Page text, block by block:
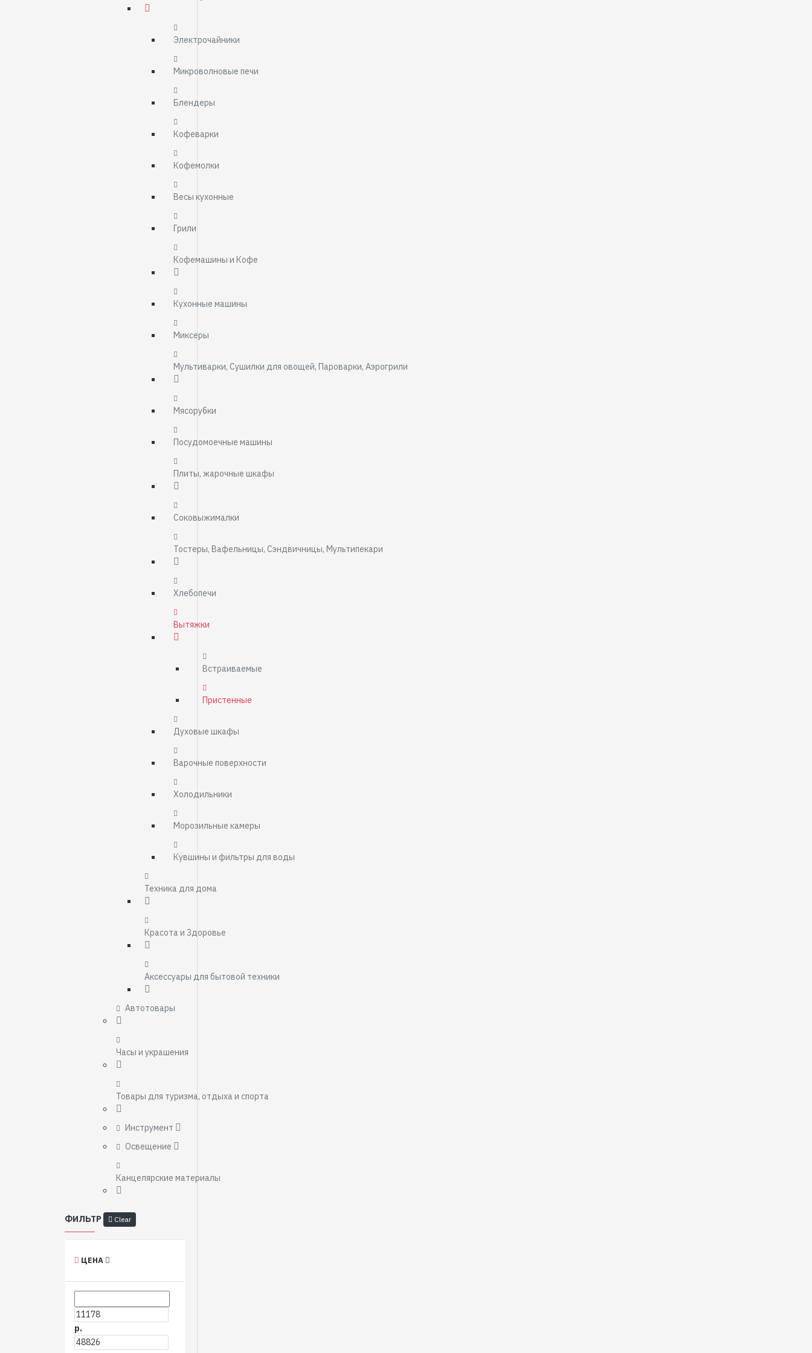
Электрочайники
Микроволновые печи
Блендеры
Кофеварки
Кофемолки
Весы кухонные
Грили
Кофемашины и Кофе
Кухонные машины
Миксеры
Мультиварки, Cушилки для овощей, Пароварки, Аэрогрили
Мясорубки
Посудомоечные машины
Плиты, жарочные шкафы
Соковыжималки
Тостеры, Вафельницы, Сэндвичницы, Мультипекари
Хлебопечи
Вытяжки
Встраиваемые
Пристенные
Духовые шкафы
Варочные поверхности
Холодильники
Морозильные камеры
Кувшины и фильтры для воды
Техника для дома
Красота и Здоровье
Аксессуары для бытовой техники
Автотовары
Часы и украшения
Товары для туризма, отдыха и спорта
Инструмент
Освещение
Канцелярские материалы
ФИЛЬТР Clear
ЦЕНА
р.